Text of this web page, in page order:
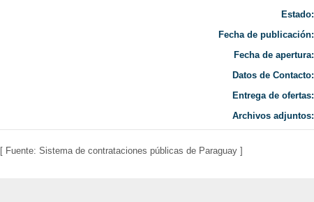
Estado:
Fecha de publicación:
Fecha de apertura:
Datos de Contacto:
Entrega de ofertas:
Archivos adjuntos:
[ Fuente: Sistema de contrataciones públicas de Paraguay ]